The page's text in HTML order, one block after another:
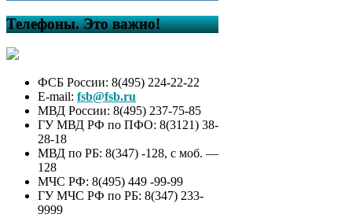
Телефоны. Это важно!
ФСБ России: 8(495) 224-22-22
E-mail: fsb@fsb.ru
МВД России: 8(495) 237-75-85
ГУ МВД РФ по ПФО: 8(3121) 38-
28-18
МВД по РБ: 8(347) -128, с моб. —
128
МЧС РФ: 8(495) 449 -99-99
ГУ МЧС РФ по РБ: 8(347) 233-
9999